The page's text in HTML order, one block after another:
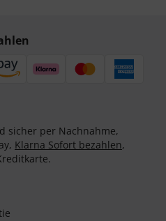
sicher per Nachnahme,
Klarna Sofort bezahlen,